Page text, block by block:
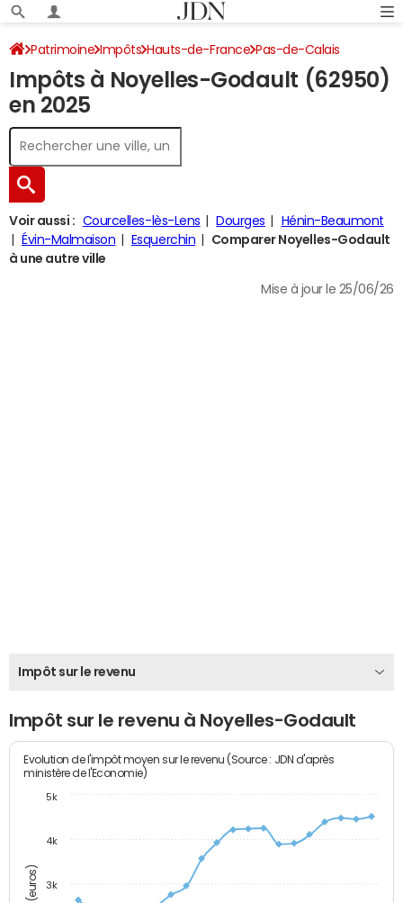
Patrimoine Impôts Hauts-de-France Pas-de-Calais
Noyelles-Godault Impôt sur le revenu
Impôts à Noyelles-Godault (62950)
en 2025
Voir aussi : Courcelles-lès-Lens Dourges
Hénin-Beaumont
Évin-Malmaison
Esquerchin
Comparer Noyelles-Godault
à une autre ville
Mise à jour le 25/06/26
Impôt sur le revenu
Impôt sur le revenu à Noyelles-Godault
Evolution de l'impôt moyen sur le revenu (Source : JDN d'après
ministère de l'Economie)
3k
4k
5k